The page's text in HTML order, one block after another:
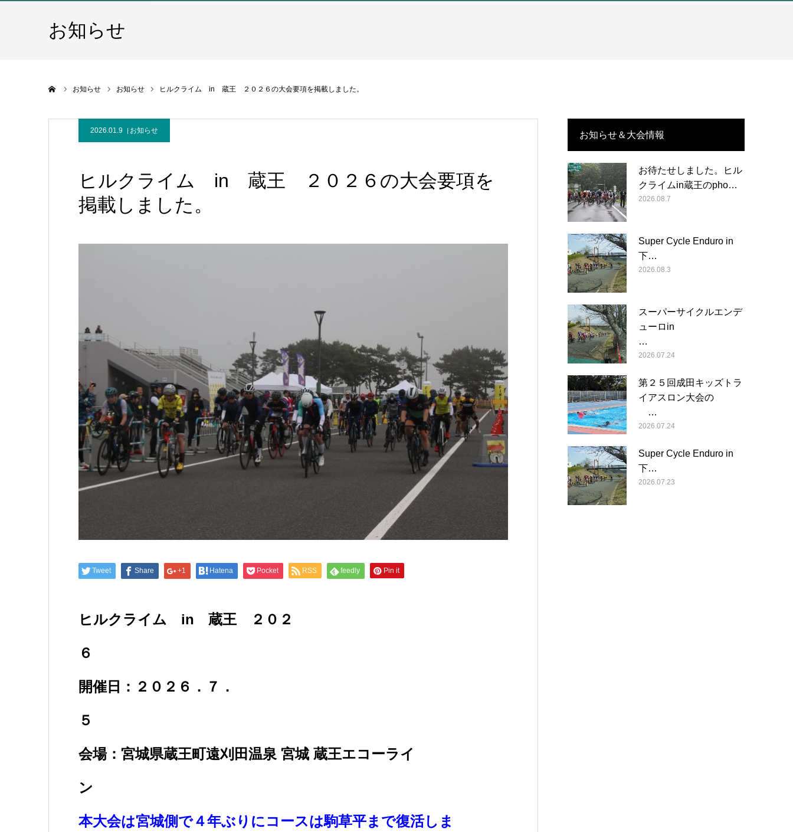
お知らせ
お知らせ お知らせ ヒルクライム in 蔵王 ２０２６の大会要項を掲載しました。
2026.01.9 お知らせ
ヒルクライム in 蔵王 ２０２６の大会要項を
掲載しました。
Tweet Share +1 Hatena Pocket RSS feedly Pin it
ヒルクライム in 蔵王 ２０２
６
開催日：２０２６．７．
５
会場：宮城県蔵王町遠刈田温泉 宮城 蔵王エコーライ
ン
本大会は宮城側で４年ぶりにコースは駒草平まで復活しま
お知らせ＆大会情報
お待たせしました。ヒル
クライムin蔵王のpho…
2026.08.7
Super Cycle Enduro in
下…
2026.08.3
スーパーサイクルエンデ
ューロin
…
2026.07.24
第２５回成田キッズトラ
イアスロン大会の
…
2026.07.24
Super Cycle Enduro in
下…
2026.07.23